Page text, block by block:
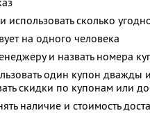
использовать сколько
на одного человека
и назвать номера
один купон дважды
скидки по купонам или
наличие и стоимость